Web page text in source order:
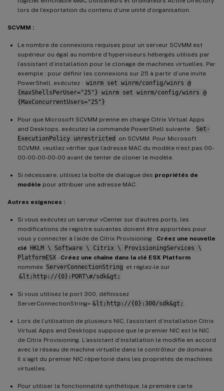
lors de l’exportation du contenu d’une unité d’organisation.
SCVMM :
Le nombre de connexions requises pour un serveur SCVMM est
supérieur ou égal au nombre d’hyperviseurs hébergés utilisés par
l’assistant d’installation pour le clonage de machines virtuelles. Par
exemple : pour définir les connexions sur 25 à partir d’une invite
PowerShell, exécutez : winrm set winrm/config/winrs @
{maxShellsPerUser="25"} winrm set winrm/config/winrs @
{MaxConcurrentUsers="25"}
Pour que Microsoft SCVMM prenne en charge Citrix Virtual Apps
and Desktops, exécutez la commande PowerShell suivante : Set-
ExecutionPolicy unrestricted
on SCVMM. Pour Microsoft
SCVMM, veuillez vérifier que l’adresse MAC du modèle n’est pas 00-
00-00-00-00-00 avant de tenter de cloner le modèle.
Si nécessaire, utilisez la boîte de dialogue des propriétés de
modèle pour attribuer une adresse MAC.
Autres exigences :
Si vous exécutez un serveur vCenter sur d’autres ports, les
modifications de registre suivantes doivent être apportées pour
vous y connecter à l’aide de Citrix Provisioning : Créez une nouvelle
clé HKLM \ Software \ Citrix \ ProvisioningServices \
PlatformESX -Créez une chaîne dans la clé ESX Platform
nommée ServerConnectionString et réglez-le sur
&lt;http://{0}:PORT\#/sdk&gt;
Si vous utilisez le port 300, définissez
ServerConnectionString= &lt;http://{0}:300/sdk&gt;
Lors de l’utilisation de plusieurs NIC, l’assistant d’installation Citrix
Virtual Apps and Desktops suppose que le premier NIC est le NIC
de Citrix Provisioning. L’assistant d’installation le modifie en accord
avec le réseau de machine virtuelle dans le contrôleur de domaine.
Il s’agit du premier NIC répertorié dans les propriétés de machines
virtuelles.
Pour utiliser la fonctionnalité synthétique, la première carte